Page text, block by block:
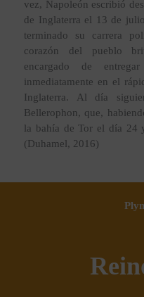
vez, Napoleón escribió
de Inglaterra el 13 de
terminado su carrera
corazón del pueblo
encargado de
inmediatamente en el
Inglaterra. Al día
Bellerophon, que,
la bahía de Tor el día 24
(Duhamel, 2016)